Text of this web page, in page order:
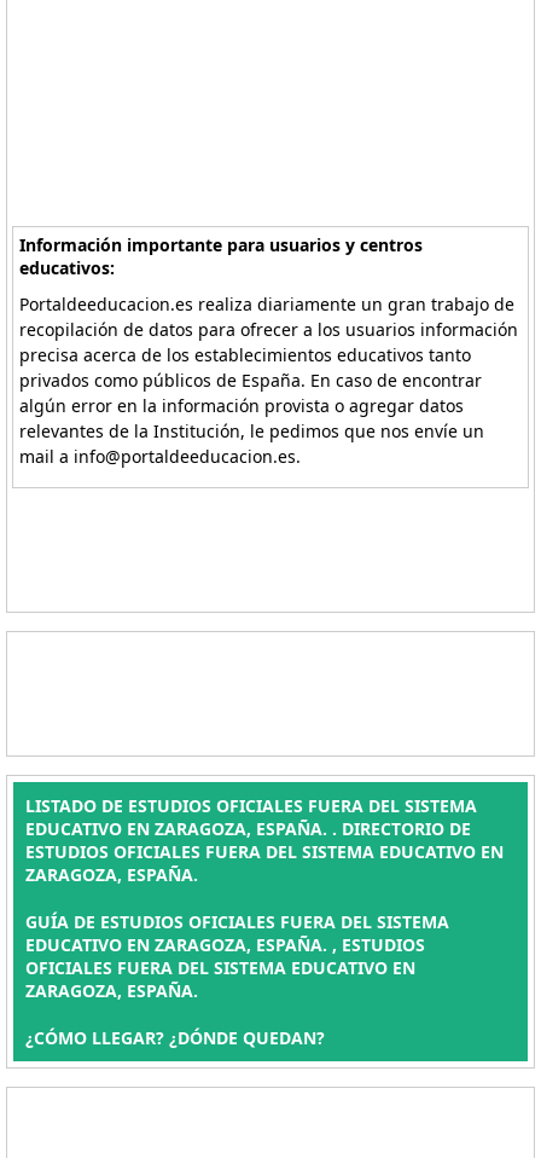
Información importante para usuarios y centros
educativos:
Portaldeeducacion.es realiza diariamente un gran trabajo de
recopilación de datos para ofrecer a los usuarios información
precisa acerca de los establecimientos educativos tanto
privados como públicos de España. En caso de encontrar
algún error en la información provista o agregar datos
relevantes de la Institución, le pedimos que nos envíe un
mail a info@portaldeeducacion.es.
LISTADO DE ESTUDIOS OFICIALES FUERA DEL SISTEMA
EDUCATIVO EN ZARAGOZA, ESPAÑA. . DIRECTORIO DE
ESTUDIOS OFICIALES FUERA DEL SISTEMA EDUCATIVO EN
ZARAGOZA, ESPAÑA.
GUÍA DE ESTUDIOS OFICIALES FUERA DEL SISTEMA
EDUCATIVO EN ZARAGOZA, ESPAÑA. , ESTUDIOS
OFICIALES FUERA DEL SISTEMA EDUCATIVO EN
ZARAGOZA, ESPAÑA.
¿CÓMO LLEGAR? ¿DÓNDE QUEDAN?